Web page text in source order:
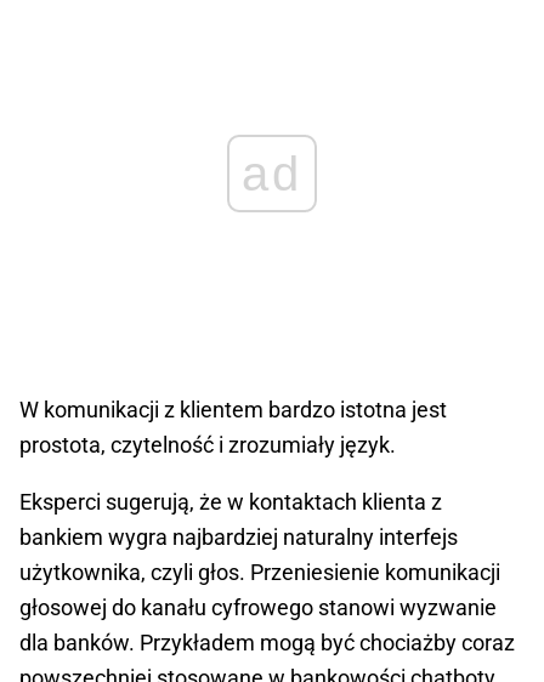
ad
W komunikacji z klientem bardzo istotna jest
prostota, czytelność i zrozumiały język.
Eksperci sugerują, że w kontaktach klienta z
bankiem wygra najbardziej naturalny interfejs
użytkownika, czyli głos. Przeniesienie komunikacji
głosowej do kanału cyfrowego stanowi wyzwanie
dla banków. Przykładem mogą być chociażby coraz